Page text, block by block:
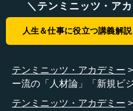
―― 水野様の講義は興味深い
うところ（教養動画メディ
じゃないかと思います。
―― でも、例えば人材とは
＼テンミニッツ・ア
人生＆仕事に役立つ講義解
テンミニッツ・アカデミー
ー流の「人材論」「新規ビ
テンミニッツ・アカデミー